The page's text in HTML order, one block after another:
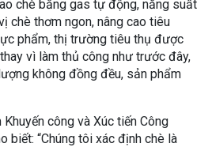
chè bằng gas tự động, năng suất
chè thơm ngon, nâng cao tiêu
phẩm, thị trường tiêu thụ được
vì làm thủ công như trước đây,
không đồng đều, sản phẩm
công và Xúc tiến Công
biết: “Chúng tôi xác định chè là